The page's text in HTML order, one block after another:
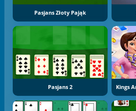
Pasjans Złoty Pająk
Pasjans 2